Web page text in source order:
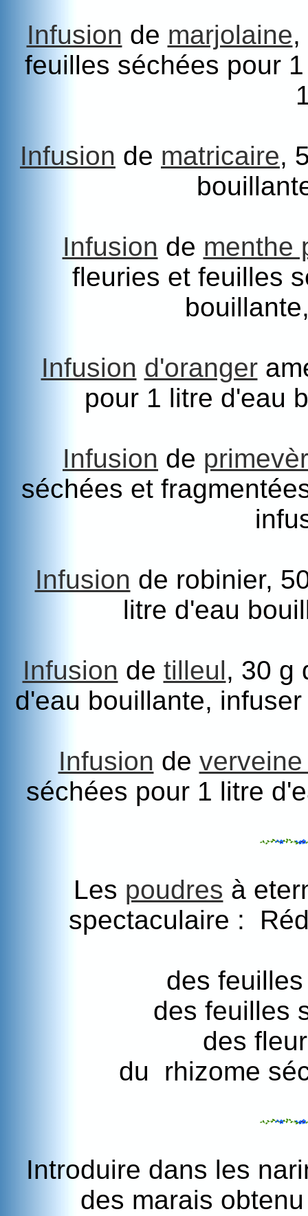
Infusion de marjolaine,
feuilles séchées pour
Infusion de matricaire,
Infusion de menthe
fleuries et feuilles
Infusion d'oranger
pour 1 litre d'eau
Infusion de
séchées et
Infusion de robinier,
litre d'eau
Infusion de tilleul, 30 g
d'eau bouillante,
Infusion de
séchées pour 1 litre
Les poudres à
spectaculaire :
des
des feuilles
des
du rhizome
Introduire dans les
des marais